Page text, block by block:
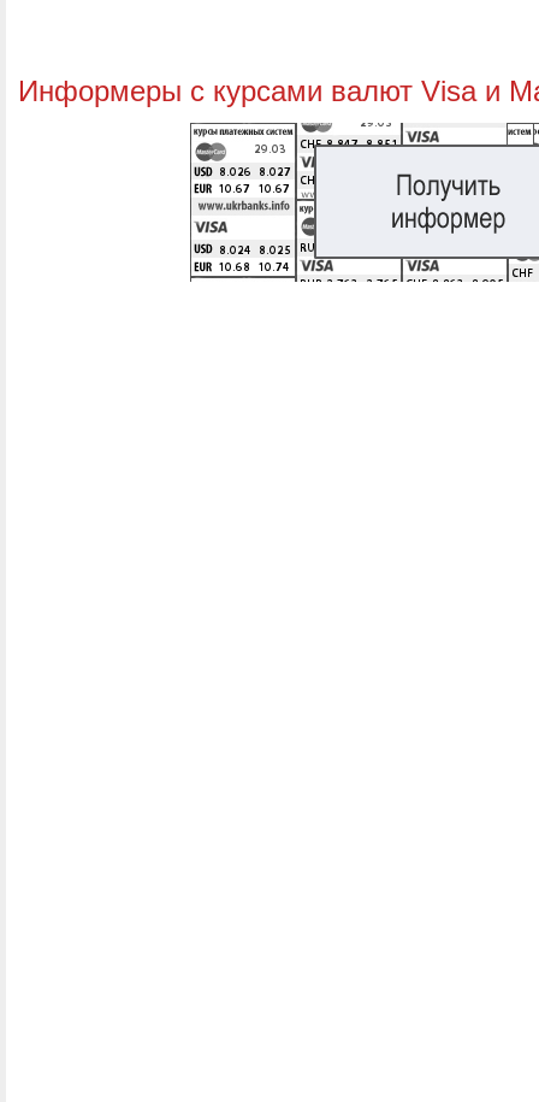
Информеры с курсами валют Visa и